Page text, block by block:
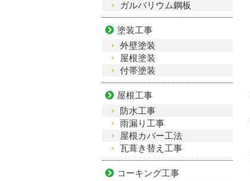
ガルバリウム鋼板
塗装工事
外壁塗装
屋根塗装
付帯塗装
屋根工事
防水工事
雨漏り工事
屋根カバー工法
瓦葺き替え工事
コーキング工事